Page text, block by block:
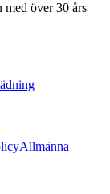
över 30 års
Allmänna